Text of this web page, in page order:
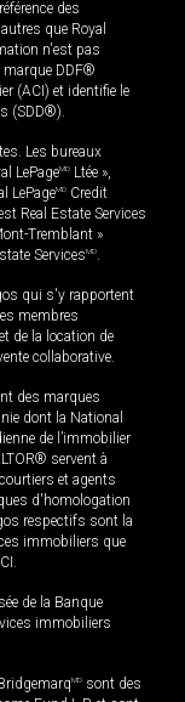
des
que Royal
n'est pas
marque DDF®
(ACI) et identifie le
(SDD®).
Les bureaux
LePageMD Ltée »,
LePageMD Credit
Real Estate Services
Tremblant »
ServicesMD.
qui s'y rapportent
membres
de la location de
collaborative.
des marques
dont la National
de l’immobilier
servent à
et agents
d'homologation
respectifs sont la
immobiliers que
de la Banque
immobiliers
MD sont des